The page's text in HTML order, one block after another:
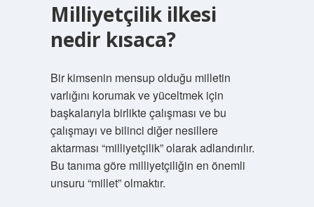
Milliyetçilik ilkesi
nedir kısaca?
Bir kimsenin mensup olduğu milletin
varlığını korumak ve yüceltmek için
başkalarıyla birlikte çalışması ve bu
çalışmayı ve bilinci diğer nesillere
aktarması “milliyetçilik” olarak adlandırılır.
Bu tanıma göre milliyetçiliğin en önemli
unsuru “millet” olmaktır.